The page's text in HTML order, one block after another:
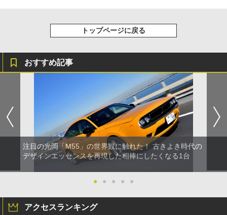
トップページに戻る
おすすめ記事
注目の光岡「M55」の世界観に触れた！ 古きよき時代の
デザインエッセンスを再現した相棒にしたくなる1台
● ● ● ● ●
アクセスランキング